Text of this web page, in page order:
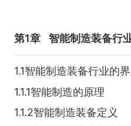
第1章 智能制造装备行
1.1智能制造装备行业的
1.1.1智能制造的原理
1.1.2智能制造装备定义